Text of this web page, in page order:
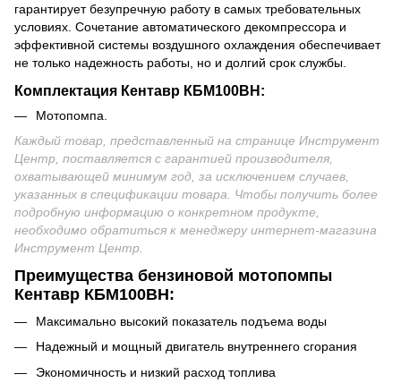
гарантирует безупречную работу в самых требовательных
условиях. Сочетание автоматического декомпрессора и
эффективной системы воздушного охлаждения обеспечивает
не только надежность работы, но и долгий срок службы.
Комплектация Кентавр КБМ100ВН:
Мотопомпа.
Каждый товар, представленный на странице Инструмент
Центр, поставляется с гарантией производителя,
охватывающей минимум год, за исключением случаев,
указанных в спецификации товара. Чтобы получить более
подробную информацию о конкретном продукте,
необходимо обратиться к менеджеру интернет-магазина
Инструмент Центр
Преимущества бензиновой мотопомпы
Кентавр КБМ100ВН:
Максимально высокий показатель подъема воды
Надежный и мощный двигатель внутреннего сгорания
Экономичность и низкий расход топлива